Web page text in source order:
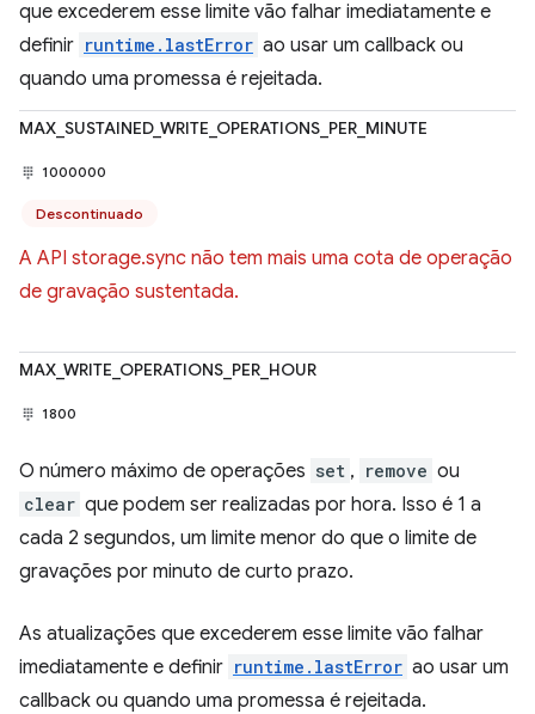
que excederem esse limite vão falhar imediatamente e
definir runtime.lastError ao usar um callback ou
quando uma promessa é rejeitada.
MAX_SUSTAINED_WRITE_OPERATIONS_PER_MINUTE
1000000
Descontinuado
A API storage.sync não tem mais uma cota de operação
de gravação sustentada.
MAX_WRITE_OPERATIONS_PER_HOUR
1800
O número máximo de operações set , remove ou
clear que podem ser realizadas por hora. Isso é 1 a
cada 2 segundos, um limite menor do que o limite de
gravações por minuto de curto prazo.
As atualizações que excederem esse limite vão falhar
imediatamente e definir runtime.lastError ao usar um
callback ou quando uma promessa é rejeitada.